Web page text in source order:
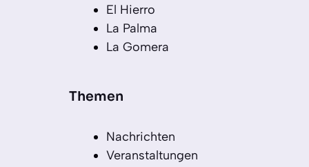
El Hierro
La Palma
La Gomera
Themen
Nachrichten
Veranstaltungen